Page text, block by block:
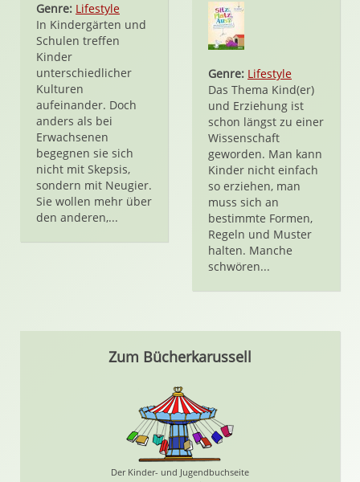
Genre: Lifestyle
In Kindergärten und
Schulen treffen
Kinder
unterschiedlicher
Kulturen
aufeinander. Doch
anders als bei
Erwachsenen
begegnen sie sich
nicht mit Skepsis,
sondern mit Neugier.
Sie wollen mehr über
den anderen,...
Genre: Lifestyle
Das Thema Kind(er)
und Erziehung ist
schon längst zu einer
Wissenschaft
geworden. Man kann
Kinder nicht einfach
so erziehen, man
muss sich an
bestimmte Formen,
Regeln und Muster
halten. Manche
schwören...
Zum Bücherkarussell
Der Kinder- und Jugendbuchseite